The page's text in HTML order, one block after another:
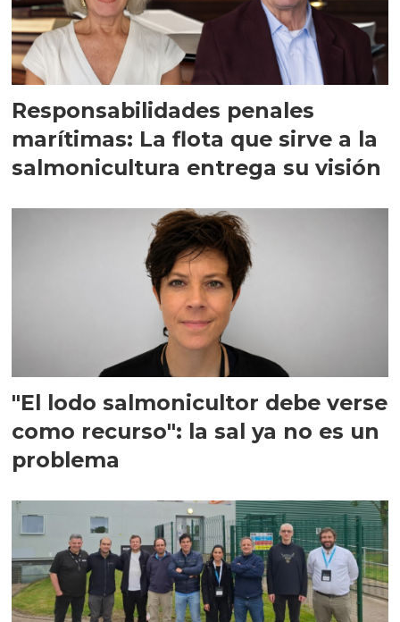
Responsabilidades penales
marítimas: La flota que sirve a la
salmonicultura entrega su visión
"El lodo salmonicultor debe verse
como recurso": la sal ya no es un
problema